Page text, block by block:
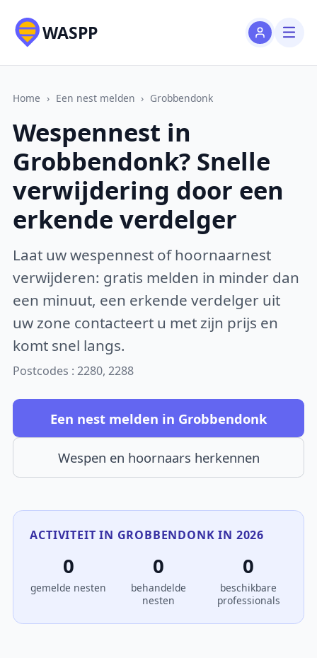
WASPP
Home › Een nest melden › Grobbendonk
Wespennest in
Grobbendonk? Snelle
verwijdering door een
erkende verdelger
Laat uw wespennest of hoornaarnest
verwijderen: gratis melden in minder dan
een minuut, een erkende verdelger uit
uw zone contacteert u met zijn prijs en
komt snel langs.
Postcodes : 2280, 2288
Een nest melden in Grobbendonk
Wespen en hoornaars herkennen
ACTIVITEIT IN GROBBENDONK IN 2026
0
gemelde nesten
0
behandelde
nesten
0
beschikbare
professionals